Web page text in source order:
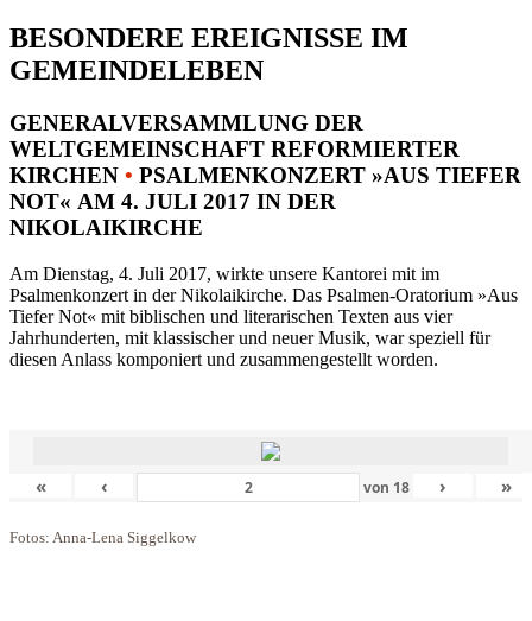
BESONDERE EREIGNISSE IM
GEMEINDELEBEN
GENERALVERSAMMLUNG DER
WELTGEMEINSCHAFT REFORMIERTER
KIRCHEN • PSALMENKONZERT »AUS TIEFER
NOT« AM 4. JULI 2017 IN DER
NIKOLAIKIRCHE
Am Dienstag, 4. Juli 2017, wirkte unsere Kantorei mit im
Psalmenkonzert in der Nikolaikirche. Das Psalmen-Oratorium »Aus
Tiefer Not« mit biblischen und literarischen Texten aus vier
Jahrhunderten, mit klassischer und neuer Musik, war speziell für
diesen Anlass komponiert und zusammengestellt worden.
« ‹ von 18 › »
Fotos: Anna-Lena Siggelkow